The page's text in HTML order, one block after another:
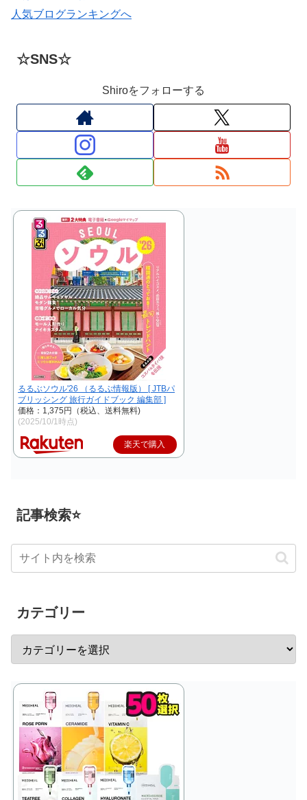
人気ブログランキングへ
☆SNS☆
Shiroをフォローする
るるぶソウル'26 （るるぶ情報版） [ JTBパ
ブリッシング 旅行ガイドブック 編集部 ]
価格：1,375円（税込、送料無料)
(2025/10/1時点)
楽天で購入
記事検索⭐
カテゴリー